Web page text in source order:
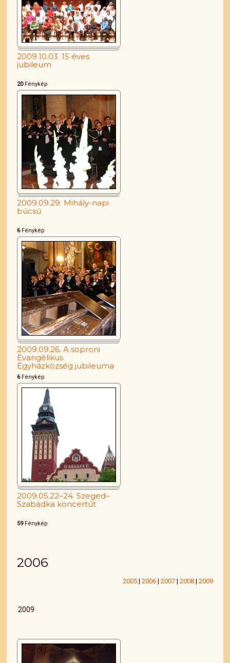
2009.10.03. 15 éves
jubileum
20Fénykép
2009.09.29. Mihály-napi
búcsú
6Fénykép
2009.09.26. A soproni
Evangélikus
Egyházközség jubileuma
6Fénykép
2009.05.22–24. Szeged–
Szabadka koncertút
59Fénykép
2006
2005| 2006| 2007| 2008| 2009
2009